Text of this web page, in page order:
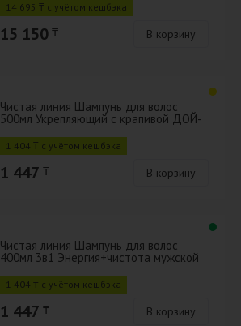
14 695 ₸ с учётом кешбэка
15 150 ₸ В корзину
Чистая линия Шампунь для волос
500мл Укрепляющий с крапивой ДОЙ-
1 404 ₸ с учётом кешбэка
1 447 ₸ В корзину
Чистая линия Шампунь для волос
400мл 3в1 Энергия+чистота мужской
1 404 ₸ с учётом кешбэка
1 447 ₸ В корзину